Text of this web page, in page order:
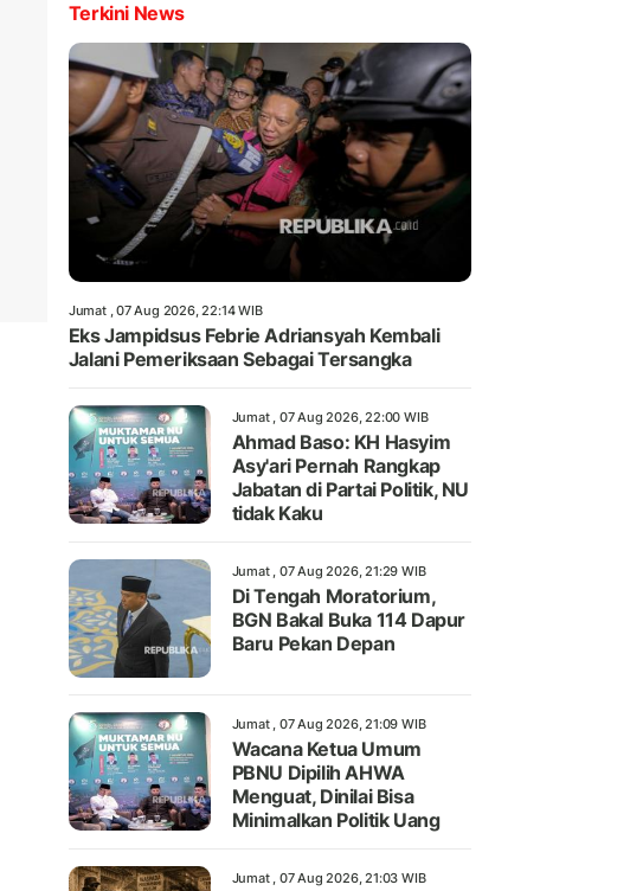
Terkini News
Jumat , 07 Aug 2026, 22:14 WIB
Eks Jampidsus Febrie Adriansyah Kembali
Jalani Pemeriksaan Sebagai Tersangka
Jumat , 07 Aug 2026, 22:00 WIB
Ahmad Baso: KH Hasyim
Asy'ari Pernah Rangkap
Jabatan di Partai Politik, NU
tidak Kaku
Jumat , 07 Aug 2026, 21:29 WIB
Di Tengah Moratorium,
BGN Bakal Buka 114 Dapur
Baru Pekan Depan
Jumat , 07 Aug 2026, 21:09 WIB
Wacana Ketua Umum
PBNU Dipilih AHWA
Menguat, Dinilai Bisa
Minimalkan Politik Uang
Jumat , 07 Aug 2026, 21:03 WIB